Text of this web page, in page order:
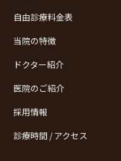
自由診療料金表
当院の特徴
ドクター紹介
医院のご紹介
採用情報
診療時間 / アクセス